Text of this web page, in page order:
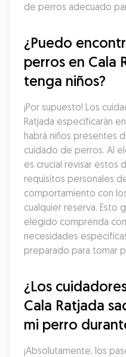
de perros adecuado
¿Puedo
perros en Cala
tenga niños?
¡Por supuesto! Los
Ratjada especificarán
habrá niños presentes
cuidado de perros. Al
es crucial revisar estos
requisitos personales
comportamiento con
cualquier reserva. Esto
elegido comprenda
necesidades
preparado para tomar
¿Los
Cala Ratjada
mi perro
¡Absolutamente, los